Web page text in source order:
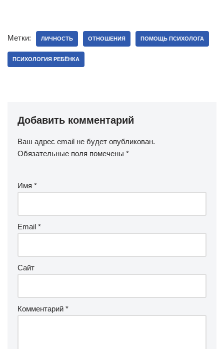
Метки: ЛИЧНОСТЬ ОТНОШЕНИЯ ПОМОЩЬ ПСИХОЛОГА
ПСИХОЛОГИЯ РЕБЁНКА
Добавить комментарий
Ваш адрес email не будет опубликован.
Обязательные поля помечены *
Имя *
Email *
Сайт
Комментарий *